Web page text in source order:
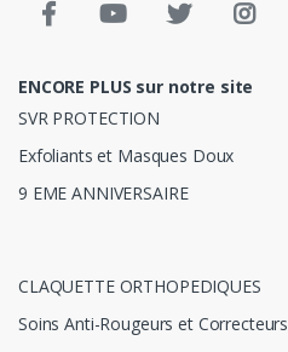
ENCORE PLUS sur notre site
SVR PROTECTION
Exfoliants et Masques Doux
9 EME ANNIVERSAIRE
CLAQUETTE ORTHOPEDIQUES
Soins Anti-Rougeurs et Correcteurs